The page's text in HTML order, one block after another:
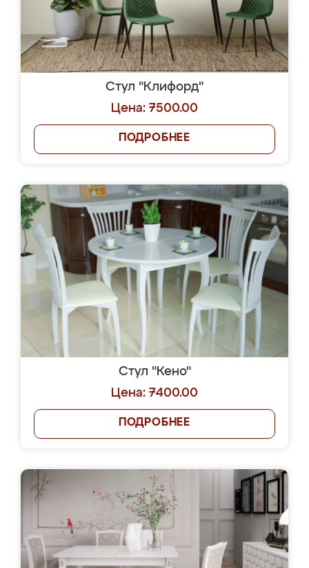
Стул "Клифорд"
Цена: 7500.00
ПОДРОБНЕЕ
Стул "Кено"
Цена: 7400.00
ПОДРОБНЕЕ